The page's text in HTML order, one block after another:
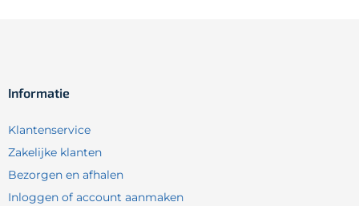
Informatie
Klantenservice
Zakelijke klanten
Bezorgen en afhalen
Inloggen of account aanmaken